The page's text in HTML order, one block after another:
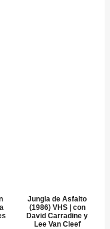
Jungla de Asfalto
(1986) VHS | con
David Carradine y
Lee Van Cleef